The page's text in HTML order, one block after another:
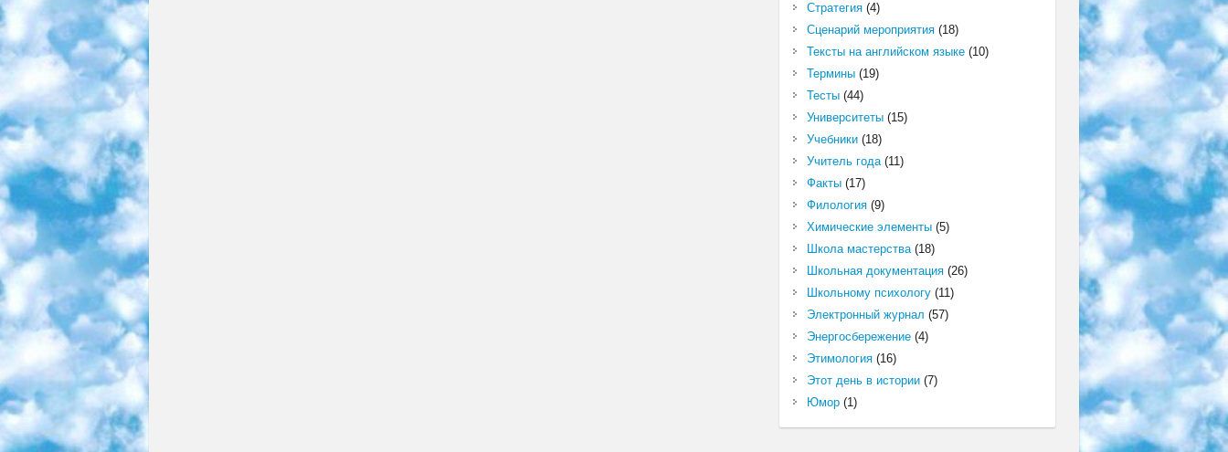
Стратегия(4)
Сценарий мероприятия(18)
Тексты на английском языке(10)
Термины(19)
Тесты(44)
Университеты(15)
Учебники(18)
Учитель года(11)
Факты(17)
Филология(9)
Химические элементы(5)
Школа мастерства(18)
Школьная документация(26)
Школьному психологу(11)
Электронный журнал (57)
Энергосбережение(4)
Этимология(16)
Этот день в истории(7)
Юмор(1)